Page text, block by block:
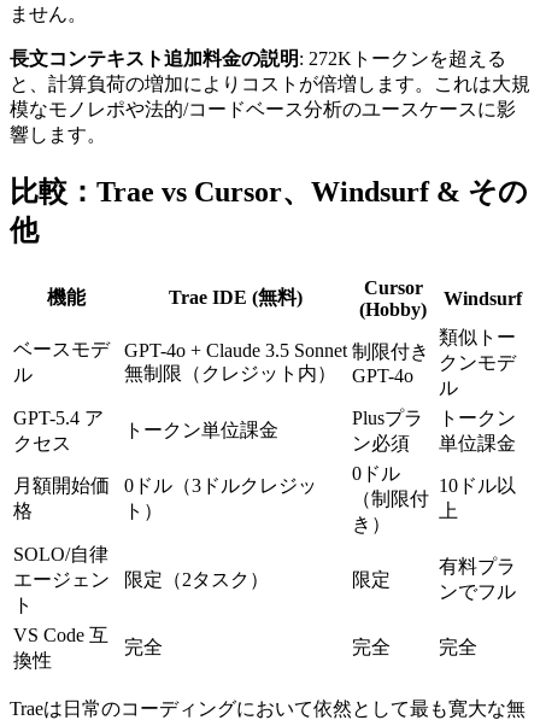
ません。
長文コンテキスト追加料金の説明: 272Kトークンを超える
と、計算負荷の増加によりコストが倍増します。これは大規
模なモノレポや法的/コードベース分析のユースケースに影
響します。
比較：Trae vs Cursor、Windsurf & その
他
機能 Trae IDE (無料)
Cursor
(Hobby)
Windsurf
ベースモデ
ル
GPT-4o + Claude 3.5 Sonnet
無制限（クレジット内）
制限付き
GPT-4o
類似トー
クンモデ
ル
GPT-5.4 ア
クセス
トークン単位課金
Plusプラ
ン必須
トークン
単位課金
月額開始価
格
0ドル（3ドルクレジッ
ト）
0ドル
（制限付
き）
10ドル以
上
SOLO/自律
エージェン
ト
限定（2タスク） 限定
有料プラ
ンでフル
VS Code 互
換性
完全 完全 完全
Traeは日常のコーディングにおいて依然として最も寛大な無